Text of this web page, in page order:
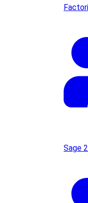
Sage